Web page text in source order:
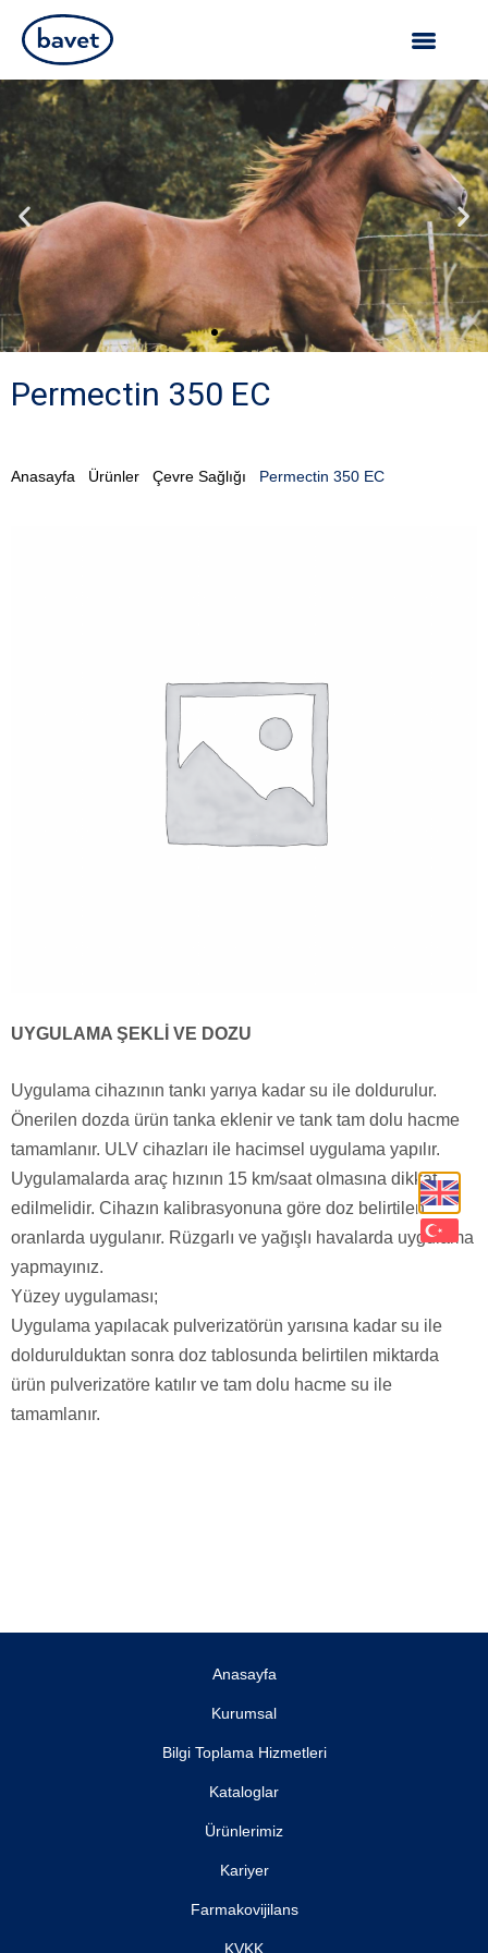
Permectin 350 EC
Anasayfa Ürünler Çevre Sağlığı Permectin 350 EC
UYGULAMA ŞEKLİ VE DOZU
Uygulama cihazının tankı yarıya kadar su ile doldurulur.
Önerilen dozda ürün tanka eklenir ve tank tam dolu hacme
tamamlanır. ULV cihazları ile hacimsel uygulama yapılır.
Uygulamalarda araç hızının 15 km/saat olmasına dikkat
edilmelidir. Cihazın kalibrasyonuna göre doz belirtilen
oranlarda uygulanır. Rüzgarlı ve yağışlı havalarda uygulama
yapmayınız.
Yüzey uygulaması;
Uygulama yapılacak pulverizatörün yarısına kadar su ile
doldurulduktan sonra doz tablosunda belirtilen miktarda
ürün pulverizatöre katılır ve tam dolu hacme su ile
tamamlanır.
Anasayfa
Kurumsal
Bilgi Toplama Hizmetleri
Kataloglar
Ürünlerimiz
Kariyer
Farmakovijilans
KVKK